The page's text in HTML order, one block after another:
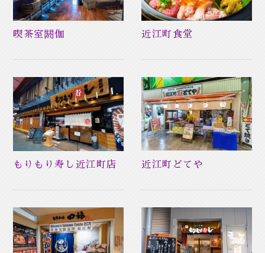
喫茶室閼伽 近江町食堂
もりもり寿し近江町店 近江町どてや